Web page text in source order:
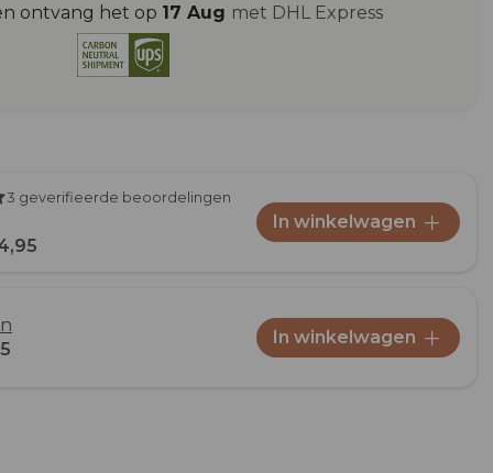
ontvang het op 17 Aug met DHL Express
3 geverifieerde beoordelingen
In winkelwagen
In winkelwagen